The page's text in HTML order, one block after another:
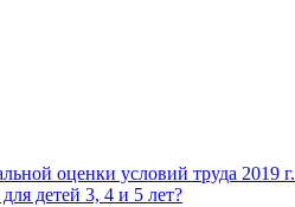
оценки условий труда 2019 г.
детей 3, 4 и 5 лет?